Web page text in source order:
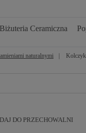
Biżuteria Ceramiczna
naturalnymi
DO PRZECHOWALNI